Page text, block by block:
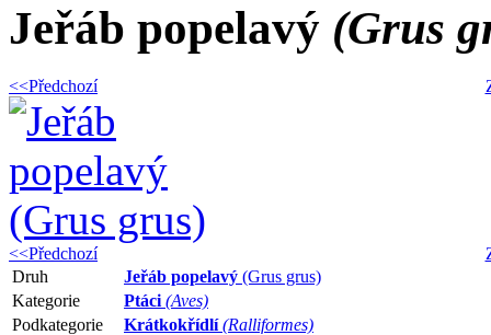
Jeřáb popelavý (Grus
<<Předchozí
<<Předchozí
Druh
Jeřáb popelavý (Grus grus)
Kategorie
Ptáci (Aves)
Podkategorie
Krátkokřídlí(Ralliformes)